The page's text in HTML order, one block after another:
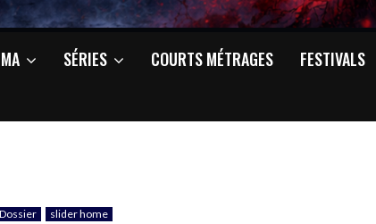
SÉRIES COURTS MÉTRAGES FESTIVALS
Dossier slider home